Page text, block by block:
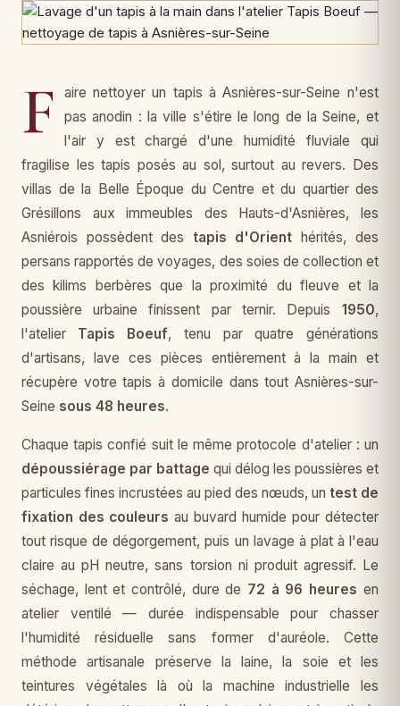
F
aire nettoyer un tapis à Asnières-sur-Seine n'est
pas anodin : la ville s'étire le long de la Seine, et
l'air y est chargé d'une humidité fluviale qui
fragilise les tapis posés au sol, surtout au revers. Des
villas de la Belle Époque du Centre et du quartier des
Grésillons aux immeubles des Hauts-d'Asnières, les
Asniérois possèdent des tapis d'Orient hérités, des
persans rapportés de voyages, des soies de collection et
des kilims berbères que la proximité du fleuve et la
poussière urbaine finissent par ternir. Depuis 1950,
l'atelier Tapis Boeuf, tenu par quatre générations
d'artisans, lave ces pièces entièrement à la main et
récupère votre tapis à domicile dans tout Asnières-sur-
Seine sous 48 heures.
Chaque tapis confié suit le même protocole d'atelier : un
dépoussiérage par battage qui délog les poussières et
particules fines incrustées au pied des nœuds, un test de
fixation des couleurs au buvard humide pour détecter
tout risque de dégorgement, puis un lavage à plat à l'eau
claire au pH neutre, sans torsion ni produit agressif. Le
séchage, lent et contrôlé, dure de 72 à 96 heures en
atelier ventilé — durée indispensable pour chasser
l'humidité résiduelle sans former d'auréole. Cette
méthode artisanale préserve la laine, la soie et les
teintures végétales là où la machine industrielle les